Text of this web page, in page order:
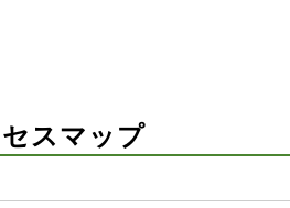
スマップ